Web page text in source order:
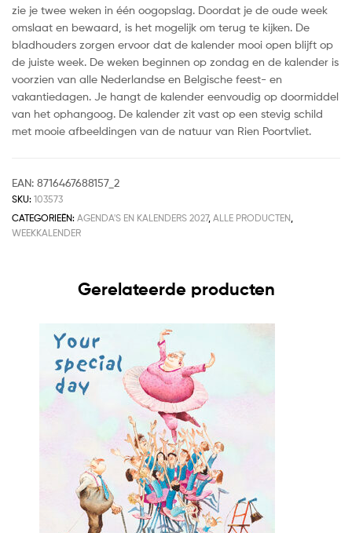
zie je twee weken in één oogopslag. Doordat je de oude week
omslaat en bewaard, is het mogelijk om terug te kijken. De
bladhouders zorgen ervoor dat de kalender mooi open blijft op
de juiste week. De weken beginnen op zondag en de kalender is
voorzien van alle Nederlandse en Belgische feest- en
vakantiedagen. Je hangt de kalender eenvoudig op doormiddel
van het ophangoog. De kalender zit vast op een stevig schild
met mooie afbeeldingen van de natuur van Rien Poortvliet.
EAN: 8716467688157_2
SKU: 103573
CATEGORIEËN: AGENDA'S EN KALENDERS 2027, ALLE PRODUCTEN
WEEKKALENDER
Gerelateerde producten